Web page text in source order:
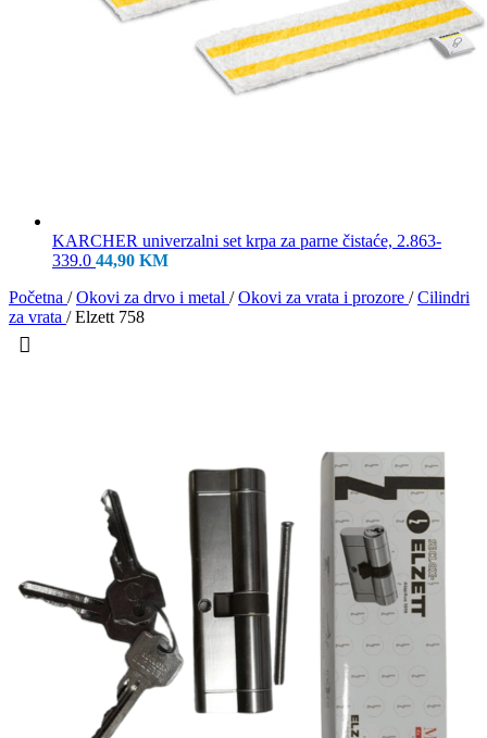
KARCHER univerzalni set krpa za parne čistaće, 2.863-
339.0 44,90 KM
Početna / Okovi za drvo i metal / Okovi za vrata i prozore / Cilindri
za vrata / Elzett 758